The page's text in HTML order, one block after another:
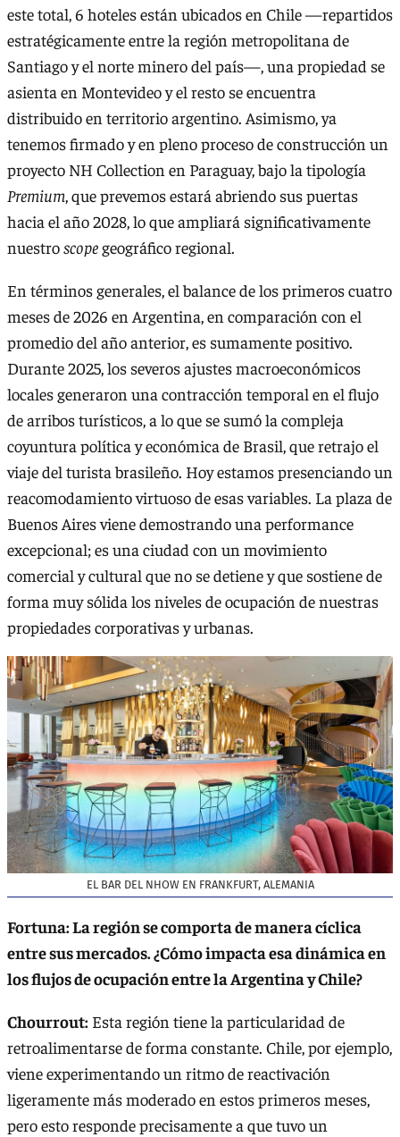
este total, 6 hoteles están ubicados en Chile —repartidos
estratégicamente entre la región metropolitana de
Santiago y el norte minero del país—, una propiedad se
asienta en Montevideo y el resto se encuentra
distribuido en territorio argentino. Asimismo, ya
tenemos firmado y en pleno proceso de construcción un
proyecto NH Collection en Paraguay, bajo la tipología
Premium, que prevemos estará abriendo sus puertas
hacia el año 2028, lo que ampliará significativamente
nuestroscopegeográfico regional.
En términos generales, el balance de los primeros cuatro
meses de 2026 en Argentina, en comparación con el
promedio del año anterior, es sumamente positivo.
Durante 2025, los severos ajustes macroeconómicos
locales generaron una contracción temporal en el flujo
de arribos turísticos, a lo que se sumó la compleja
coyuntura política y económica de Brasil, que retrajo el
viaje del turista brasileño. Hoy estamos presenciando un
reacomodamiento virtuoso de esas variables. La plaza de
Buenos Aires viene demostrando una performance
excepcional; es una ciudad con un movimiento
comercial y cultural que no se detiene y que sostiene de
forma muy sólida los niveles de ocupación de nuestras
propiedades corporativas y urbanas.
EL BAR DEL NHOW EN FRANKFURT, ALEMANIA
Fortuna: La región se comporta de manera cíclica
entre sus mercados. ¿Cómo impacta esa dinámica en
los flujos de ocupación entre la Argentina y Chile?
Chourrout: Esta región tiene la particularidad de
retroalimentarse de forma constante. Chile, por ejemplo,
viene experimentando un ritmo de reactivación
ligeramente más moderado en estos primeros meses,
pero esto responde precisamente a que tuvo un